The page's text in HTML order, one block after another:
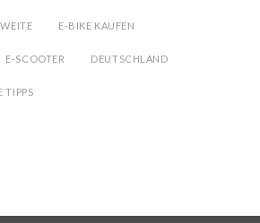
E-BIKE KAUFEN
E-SCOOTER DEUTSCHLAND
TIPPS